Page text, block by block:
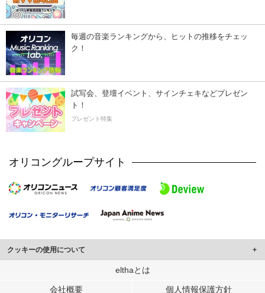
毎週の音楽ランキングから、ヒットの推移をチェッ
ク！
試写会、登壇イベント、サインチェキなどプレゼン
ト！
プレゼント特集
オリコングループサイト
クッキーの使用について
このサイトでは Cookie を使用して、ユーザーに合わせたコンテンツや広告の
行っています。
elthaとは
会社概要 個人情報保護方針